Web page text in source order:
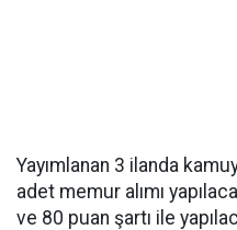
Yayımlanan 3 ilanda
adet memur alımı
ve 80 puan şartı ile